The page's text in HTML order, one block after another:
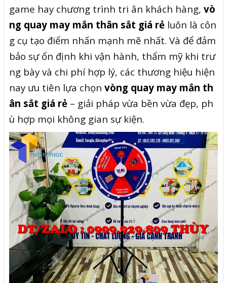
game hay chương trình tri ân khách hàng, vò
ng quay may mắn thân sắt giá rẻ luôn là côn
g cụ tạo điểm nhấn mạnh mẽ nhất. Và để đảm
bảo sự ổn định khi vận hành, thẩm mỹ khi trư
ng bày và chi phí hợp lý, các thương hiệu hiện
nay ưu tiên lựa chọn vòng quay may mắn th
ân sắt giá rẻ – giải pháp vừa bền vừa đẹp, ph
ù hợp mọi không gian sự kiện.